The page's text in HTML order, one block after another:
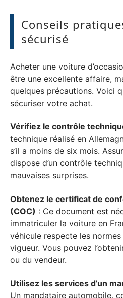
Conseils
sécurisé
Acheter une voiture
être une excellente affaire,
quelques précautions. Voici
sécuriser votre achat.
Vérifiez le contrôle
technique réalisé en
s’il a moins de six mois.
dispose d’un contrôle
mauvaises surprises.
Obtenez le certificat de
(COC) : Ce document est
immatriculer la voiture en
véhicule respecte les
vigueur. Vous pouvez
ou du vendeur.
Utilisez les services d’un
Un mandataire automobile,